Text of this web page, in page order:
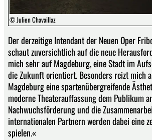
© Julien Chavaillaz
Der derzeitige Intendant der Neuen Oper
schaut zuversichtlich auf die neue
mich sehr auf Magdeburg, eine Stadt im
die Zukunft orientiert. Besonders reizt mich
Magdeburg eine spartenübergreifende
moderne Theaterauffassung dem Publikum
Nachwuchsförderung und die
internationalen Partnern werden dabei eine
spielen.«